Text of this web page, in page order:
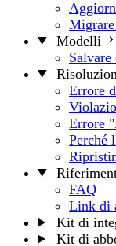
Modelli
Errore
Errore
Perché
FAQ
Link di
Kit di
Kit di